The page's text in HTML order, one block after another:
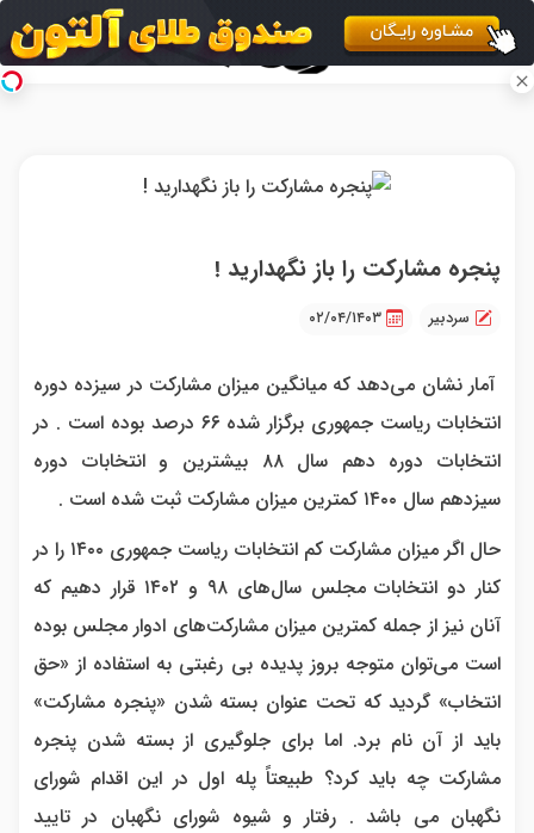
پنجره مشارکت را باز نگهدارید !
سردبیر ۰۲/۰۴/۱۴۰۳
آمار نشان می‌دهد که میانگین میزان مشارکت در سیزده دوره
انتخابات ریاست جمهوری برگزار شده ۶۶ درصد بوده است . در
انتخابات دوره دهم سال ۸۸ بیشترین و انتخابات دوره
سیزدهم سال ۱۴۰۰ کمترین میزان مشارکت ثبت شده است .
حال اگر میزان مشارکت کم انتخابات ریاست جمهوری ۱۴۰۰ را در
کنار دو انتخابات مجلس سال‌های ۹۸ و ۱۴۰۲ قرار دهیم که
آنان نیز از جمله کمترین میزان مشارکت‌های ادوار مجلس بوده
است می‌توان متوجه بروز پدیده بی رغبتی به استفاده از «حق
انتخاب» گردید که تحت عنوان بسته شدن «پنجره مشارکت»
باید از آن نام برد. اما برای جلوگیری از بسته شدن پنجره
مشارکت چه باید کرد؟ طبیعتاً پله اول در این اقدام شورای
نگهبان می باشد . رفتار و شیوه شورای نگهبان در تایید